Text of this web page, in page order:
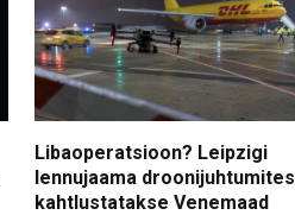
Libaoperatsioon? Leipzigi
lennujaama droonijuhtumites
kahtlustatakse Venemaad